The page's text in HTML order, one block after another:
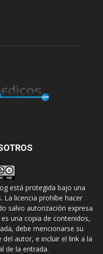
está protegida bajo una
. La licencia prohíbe hacer
salvo autorización expresa
una copia de contenidos,
debe mencionarse su
autor, e incluir el link a la
de la entrada.